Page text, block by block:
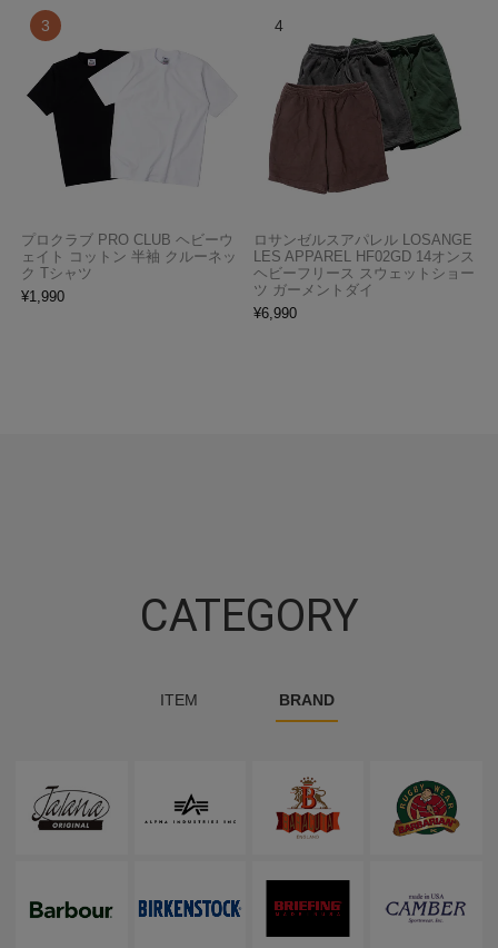
プロクラブ PRO CLUB ヘビーウ
ェイト コットン 半袖 クルーネッ
ク Tシャツ
¥1,990
ロサンゼルスアパレル LOSANGE
LES APPAREL HF02GD 14オンス
ヘビーフリース スウェットショー
ツ ガーメントダイ
¥6,990
CATEGORY
ITEM BRAND